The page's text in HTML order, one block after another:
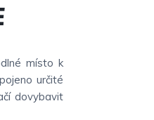
místo k
určité
dovybavit